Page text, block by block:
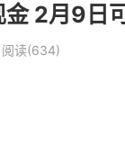
2月9日
阅读(634)